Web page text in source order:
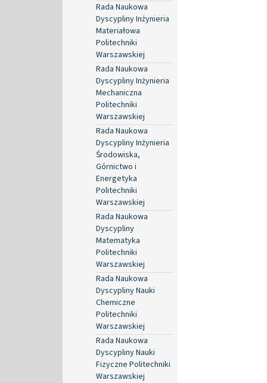
Rada Naukowa
Dyscypliny Inżynieria
Materiałowa
Politechniki
Warszawskiej
Rada Naukowa
Dyscypliny Inżynieria
Mechaniczna
Politechniki
Warszawskiej
Rada Naukowa
Dyscypliny Inżynieria
Środowiska,
Górnictwo i
Energetyka
Politechniki
Warszawskiej
Rada Naukowa
Dyscypliny
Matematyka
Politechniki
Warszawskiej
Rada Naukowa
Dyscypliny Nauki
Chemiczne
Politechniki
Warszawskiej
Rada Naukowa
Dyscypliny Nauki
Fizyczne Politechniki
Warszawskiej